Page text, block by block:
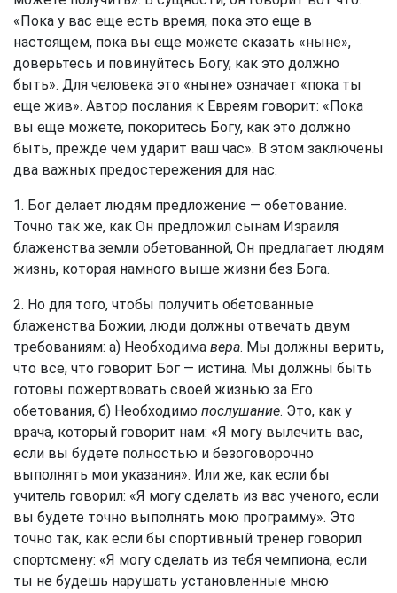
«Пока у вас еще есть время, пока это еще в
настоящем, пока вы еще можете сказать «ныне»,
доверьтесь и повинуйтесь Богу, как это должно
быть». Для человека это «ныне» означает «пока ты
еще жив». Автор послания к Евреям говорит: «Пока
вы еще можете, покоритесь Богу, как это должно
быть, прежде чем ударит ваш час». В этом заключены
два важных предостережения для нас.
1. Бог делает людям предложение — обетование.
Точно так же, как Он предложил сынам Израиля
блаженства земли обетованной, Он предлагает людям
жизнь, которая намного выше жизни без Бога.
2. Но для того, чтобы получить обетованные
блаженства Божии, люди должны отвечать двум
требованиям: а) Необходима вера. Мы должны верить,
что все, что говорит Бог — истина. Мы должны быть
готовы пожертвовать своей жизнью за Его
обетования, б) Необходимо послушание. Это, как у
врача, который говорит нам: «Я могу вылечить вас,
если вы будете полностью и безоговорочно
выполнять мои указания». Или же, как если бы
учитель говорил: «Я могу сделать из вас ученого, если
вы будете точно выполнять мою программу». Это
точно так, как если бы спортивный тренер говорил
спортсмену: «Я могу сделать из тебя чемпиона, если
ты не будешь нарушать установленные мною